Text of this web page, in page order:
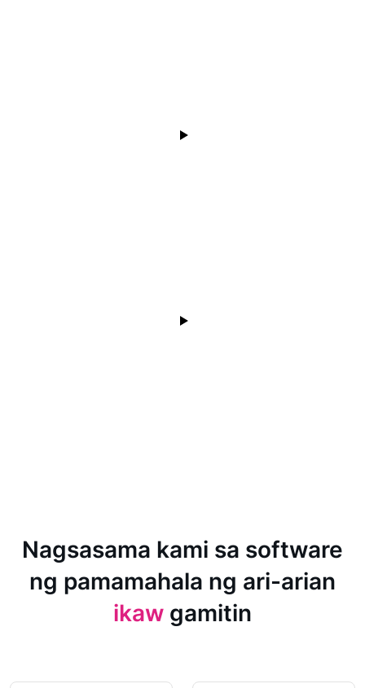
Nagsasama kami sa software
ng pamamahala ng ari-arian
ikaw gamitin